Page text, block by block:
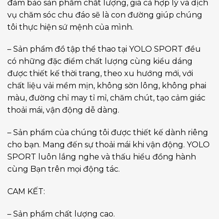
đảm bảo sản phẩm chất lượng, giá cả hợp lý và dịch
vụ chăm sóc chu đáo sẽ là con đường giúp chúng
tôi thực hiện sứ mệnh của mình.
– Sản phẩm đồ tập thể thao tại YOLO SPORT đều
có những đặc điểm chất lượng cùng kiểu dáng
được thiết kế thời trang, theo xu hướng mới, với
chất liệu vải mềm mịn, không sờn lông, không phai
màu, đường chỉ may tỉ mỉ, chăm chút, tạo cảm giác
thoải mái, vận động dễ dàng.
– Sản phẩm của chúng tôi được thiết kế dành riêng
cho bạn. Mang đến sự thoải mái khi vận động. YOLO
SPORT luôn lắng nghe và thấu hiểu đồng hành
cùng Bạn trên mọi động tác.
CAM KẾT:
– Sản phẩm chất lượng cao.